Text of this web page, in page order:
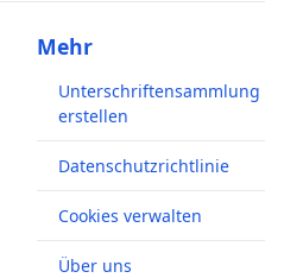
Mehr
Unterschriftensammlung
erstellen
Datenschutzrichtlinie
Cookies verwalten
Über uns